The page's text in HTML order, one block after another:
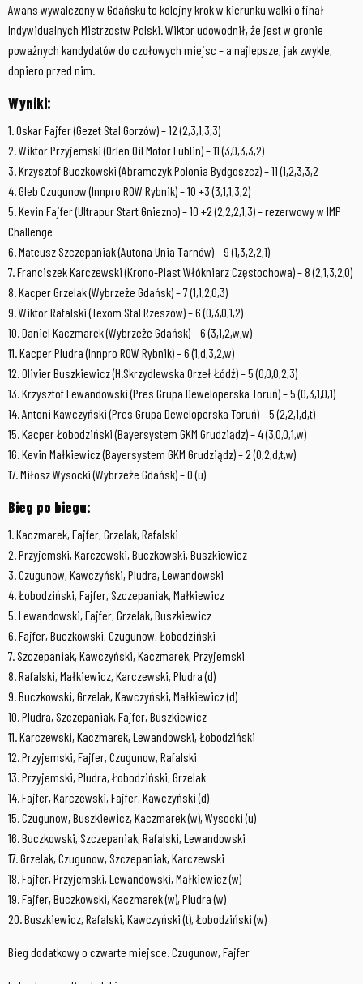
Awans wywalczony w Gdańsku to kolejny krok w kierunku walki o finał
Indywidualnych Mistrzostw Polski. Wiktor udowodnił, że jest w gronie
poważnych kandydatów do czołowych miejsc – a najlepsze, jak zwykle,
dopiero przed nim.
Wyniki:
1. Oskar Fajfer (Gezet Stal Gorzów) – 12 (2,3,1,3,3)
2. Wiktor Przyjemski (Orlen Oil Motor Lublin) – 11 (3,0,3,3,2)
3. Krzysztof Buczkowski (Abramczyk Polonia Bydgoszcz) – 11 (1,2,3,3,2
4. Gleb Czugunow (Innpro ROW Rybnik) – 10 +3 (3,1,1,3,2)
5. Kevin Fajfer (Ultrapur Start Gniezno) – 10 +2 (2,2,2,1,3) – rezerwowy w IMP
Challenge
6. Mateusz Szczepaniak (Autona Unia Tarnów) – 9 (1,3,2,2,1)
7. Franciszek Karczewski (Krono-Plast Włókniarz Częstochowa) – 8 (2,1,3,2,0)
8. Kacper Grzelak (Wybrzeże Gdańsk) – 7 (1,1,2,0,3)
9. Wiktor Rafalski (Texom Stal Rzeszów) – 6 (0,3,0,1,2)
10. Daniel Kaczmarek (Wybrzeże Gdańsk) – 6 (3,1,2,w,w)
11. Kacper Pludra (Innpro ROW Rybnik) – 6 (1,d,3,2,w)
12. Olivier Buszkiewicz (H.Skrzydlewska Orzeł Łódź) – 5 (0,0,0,2,3)
13. Krzysztof Lewandowski (Pres Grupa Deweloperska Toruń) – 5 (0,3,1,0,1)
14. Antoni Kawczyński (Pres Grupa Deweloperska Toruń) – 5 (2,2,1,d,t)
15. Kacper Łobodziński (Bayersystem GKM Grudziądz) – 4 (3,0,0,1,w)
16. Kevin Małkiewicz (Bayersystem GKM Grudziądz) – 2 (0,2,d,t,w)
17. Miłosz Wysocki (Wybrzeże Gdańsk) – 0 (u)
Bieg po biegu:
1. Kaczmarek, Fajfer, Grzelak, Rafalski
2. Przyjemski, Karczewski, Buczkowski, Buszkiewicz
3. Czugunow, Kawczyński, Pludra, Lewandowski
4. Łobodziński, Fajfer, Szczepaniak, Małkiewicz
5. Lewandowski, Fajfer, Grzelak, Buszkiewicz
6. Fajfer, Buczkowski, Czugunow, Łobodziński
7. Szczepaniak, Kawczyński, Kaczmarek, Przyjemski
8. Rafalski, Małkiewicz, Karczewski, Pludra (d)
9. Buczkowski, Grzelak, Kawczyński, Małkiewicz (d)
10. Pludra, Szczepaniak, Fajfer, Buszkiewicz
11. Karczewski, Kaczmarek, Lewandowski, Łobodziński
12. Przyjemski, Fajfer, Czugunow, Rafalski
13. Przyjemski, Pludra, Łobodziński, Grzelak
14. Fajfer, Karczewski, Fajfer, Kawczyński (d)
15. Czugunow, Buszkiewicz, Kaczmarek (w), Wysocki (u)
16. Buczkowski, Szczepaniak, Rafalski, Lewandowski
17. Grzelak, Czugunow, Szczepaniak, Karczewski
18. Fajfer, Przyjemski, Lewandowski, Małkiewicz (w)
19. Fajfer, Buczkowski, Kaczmarek (w), Pludra (w)
20. Buszkiewicz, Rafalski, Kawczyński (t), Łobodziński (w)
Bieg dodatkowy o czwarte miejsce. Czugunow, Fajfer